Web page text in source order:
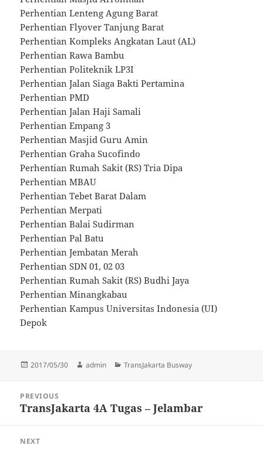
Perhentian Lenteng Agung Barat
Perhentian Flyover Tanjung Barat
Perhentian Kompleks Angkatan Laut (AL)
Perhentian Rawa Bambu
Perhentian Politeknik LP3I
Perhentian Jalan Siaga Bakti Pertamina
Perhentian PMD
Perhentian Jalan Haji Samali
Perhentian Empang 3
Perhentian Masjid Guru Amin
Perhentian Graha Sucofindo
Perhentian Rumah Sakit (RS) Tria Dipa
Perhentian MBAU
Perhentian Tebet Barat Dalam
Perhentian Merpati
Perhentian Balai Sudirman
Perhentian Pal Batu
Perhentian Jembatan Merah
Perhentian SDN 01, 02 03
Perhentian Rumah Sakit (RS) Budhi Jaya
Perhentian Minangkabau
Perhentian Kampus Universitas Indonesia (UI)
Depok
Posted
2017/05/30 Author
admin Categories
TransJakarta Busway
navigation
PREVIOUS
Previous
TransJakarta 4A Tugas – Jelambar
NEXT